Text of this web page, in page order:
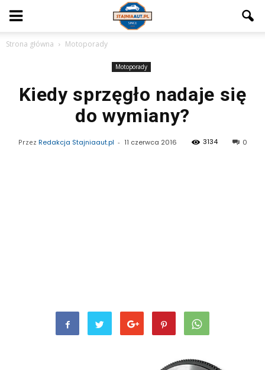
Strona główna Motoporady
Motoporady
Kiedy sprzęgło nadaje się
do wymiany?
Przez Redakcja Stajniaaut.pl - 11 czerwca 2016 3134 0